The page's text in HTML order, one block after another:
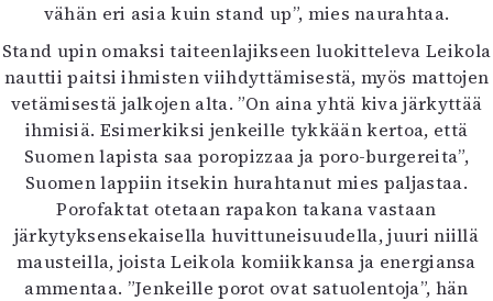
vähän eri asia kuin stand up”, mies naurahtaa.
Stand upin omaksi taiteenlajikseen luokitteleva Leikola
nauttii paitsi ihmisten viihdyttämisestä, myös mattojen
vetämisestä jalkojen alta. ”On aina yhtä kiva järkyttää
ihmisiä. Esimerkiksi jenkeille tykkään kertoa, että
Suomen lapista saa poropizzaa ja poro-burgereita”,
Suomen lappiin itsekin hurahtanut mies paljastaa.
Porofaktat otetaan rapakon takana vastaan
järkytyksensekaisella huvittuneisuudella, juuri niillä
mausteilla, joista Leikola komiikkansa ja energiansa
ammentaa. ”Jenkeille porot ovat satuolentoja”, hän